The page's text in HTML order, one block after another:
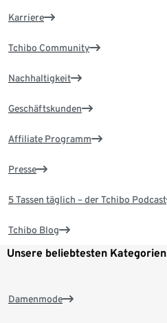
Karriere
Tchibo Community
Nachhaltigkeit
Geschäftskunden
Affiliate Programm
Presse
5 Tassen täglich – der Tchibo Podcast
Tchibo Blog
Unsere beliebtesten Kategorien
Damenmode